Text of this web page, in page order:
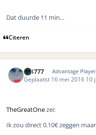
Dat duurde 11 min...
Citeren
MB777 Advantage Player
Geplaatst 16 mei 2016 10
TheGreatOnezei:
Ik zou direct 0.10€ zeggen